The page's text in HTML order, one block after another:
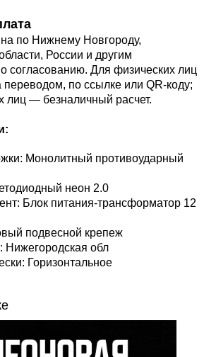
по Нижнему Новгороду,
России и другим
согласованию. Для физических лиц
переводом, по ссылке или QR-коду;
лиц — безналичный расчет.
Монолитный противоударный
неон 2.0
Блок питания-трансформатор 12
подвесной крепеж
Нижегородская обл
Горизонтальное